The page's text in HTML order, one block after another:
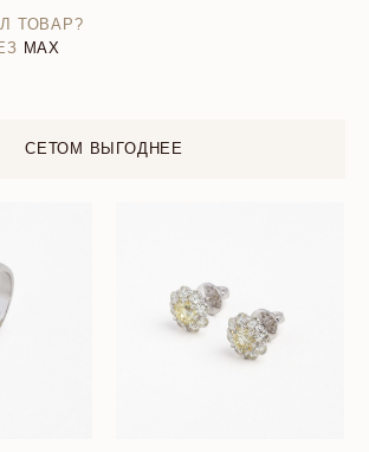
ТОВАР?
MAX
СЕТОМ ВЫГОДНЕЕ